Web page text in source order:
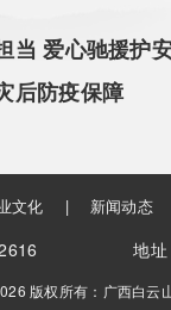
当 爱心驰援护
后防疫保障
文化 | 新闻动态
地
版权所有：广西白云